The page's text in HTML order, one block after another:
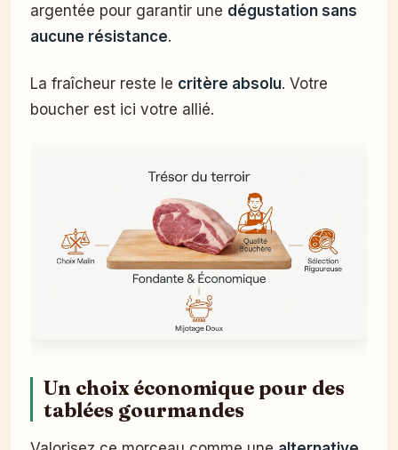
argentée pour garantir une dégustation sans
aucune résistance.
La fraîcheur reste le critère absolu. Votre
boucher est ici votre allié.
Un choix économique pour des
tablées gourmandes